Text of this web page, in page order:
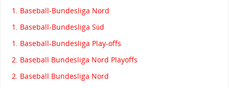
1. Baseball-Bundesliga Nord
1. Baseball-Bundesliga Süd
1. Baseball-Bundesliga Play-offs
2. Baseball Bundesliga Nord Playoffs
2. Baseball Bundesliga Nord